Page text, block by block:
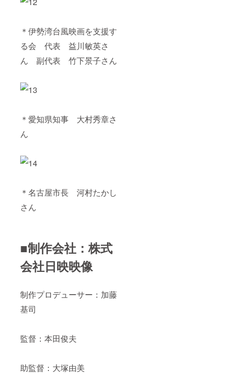
＊伊勢湾台風映画を支援す
る会 代表 益川敏英さ
ん 副代表 竹下景子さん
＊愛知県知事 大村秀章さ
ん
＊名古屋市長 河村たかし
さん
■制作会社：株式
会社日映映像
制作プロデューサー：加藤
基司
監督：本田俊夫
助監督：大塚由美